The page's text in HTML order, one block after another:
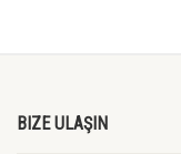
BIZE ULAŞIN